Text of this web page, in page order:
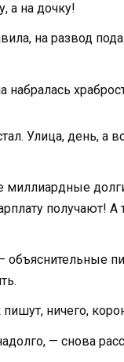
а на дочку!
на развод
набралась
Улица, день, а
миллиардные
получают! А
объяснительные
ничего,
— снова